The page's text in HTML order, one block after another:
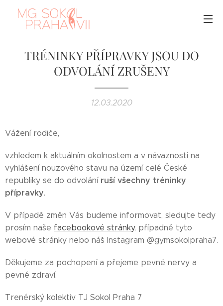
TRÉNINKY PŘÍPRAVKY JSOU DO
ODVOLÁNÍ ZRUŠENY
12.03.2020
Vážení rodiče,
vzhledem k aktuálním okolnostem a v návaznosti na
vyhlášení nouzového stavu na území celé České
republiky se do odvolání ruší všechny tréninky
přípravky.
V případě změn Vás budeme informovat, sledujte tedy
prosím naše facebookové stránky, případně tyto
webové stránky nebo náš Instagram @gymsokolpraha7.
Děkujeme za pochopení a přejeme pevné nervy a
pevné zdraví.
Trenérský kolektiv TJ Sokol Praha 7